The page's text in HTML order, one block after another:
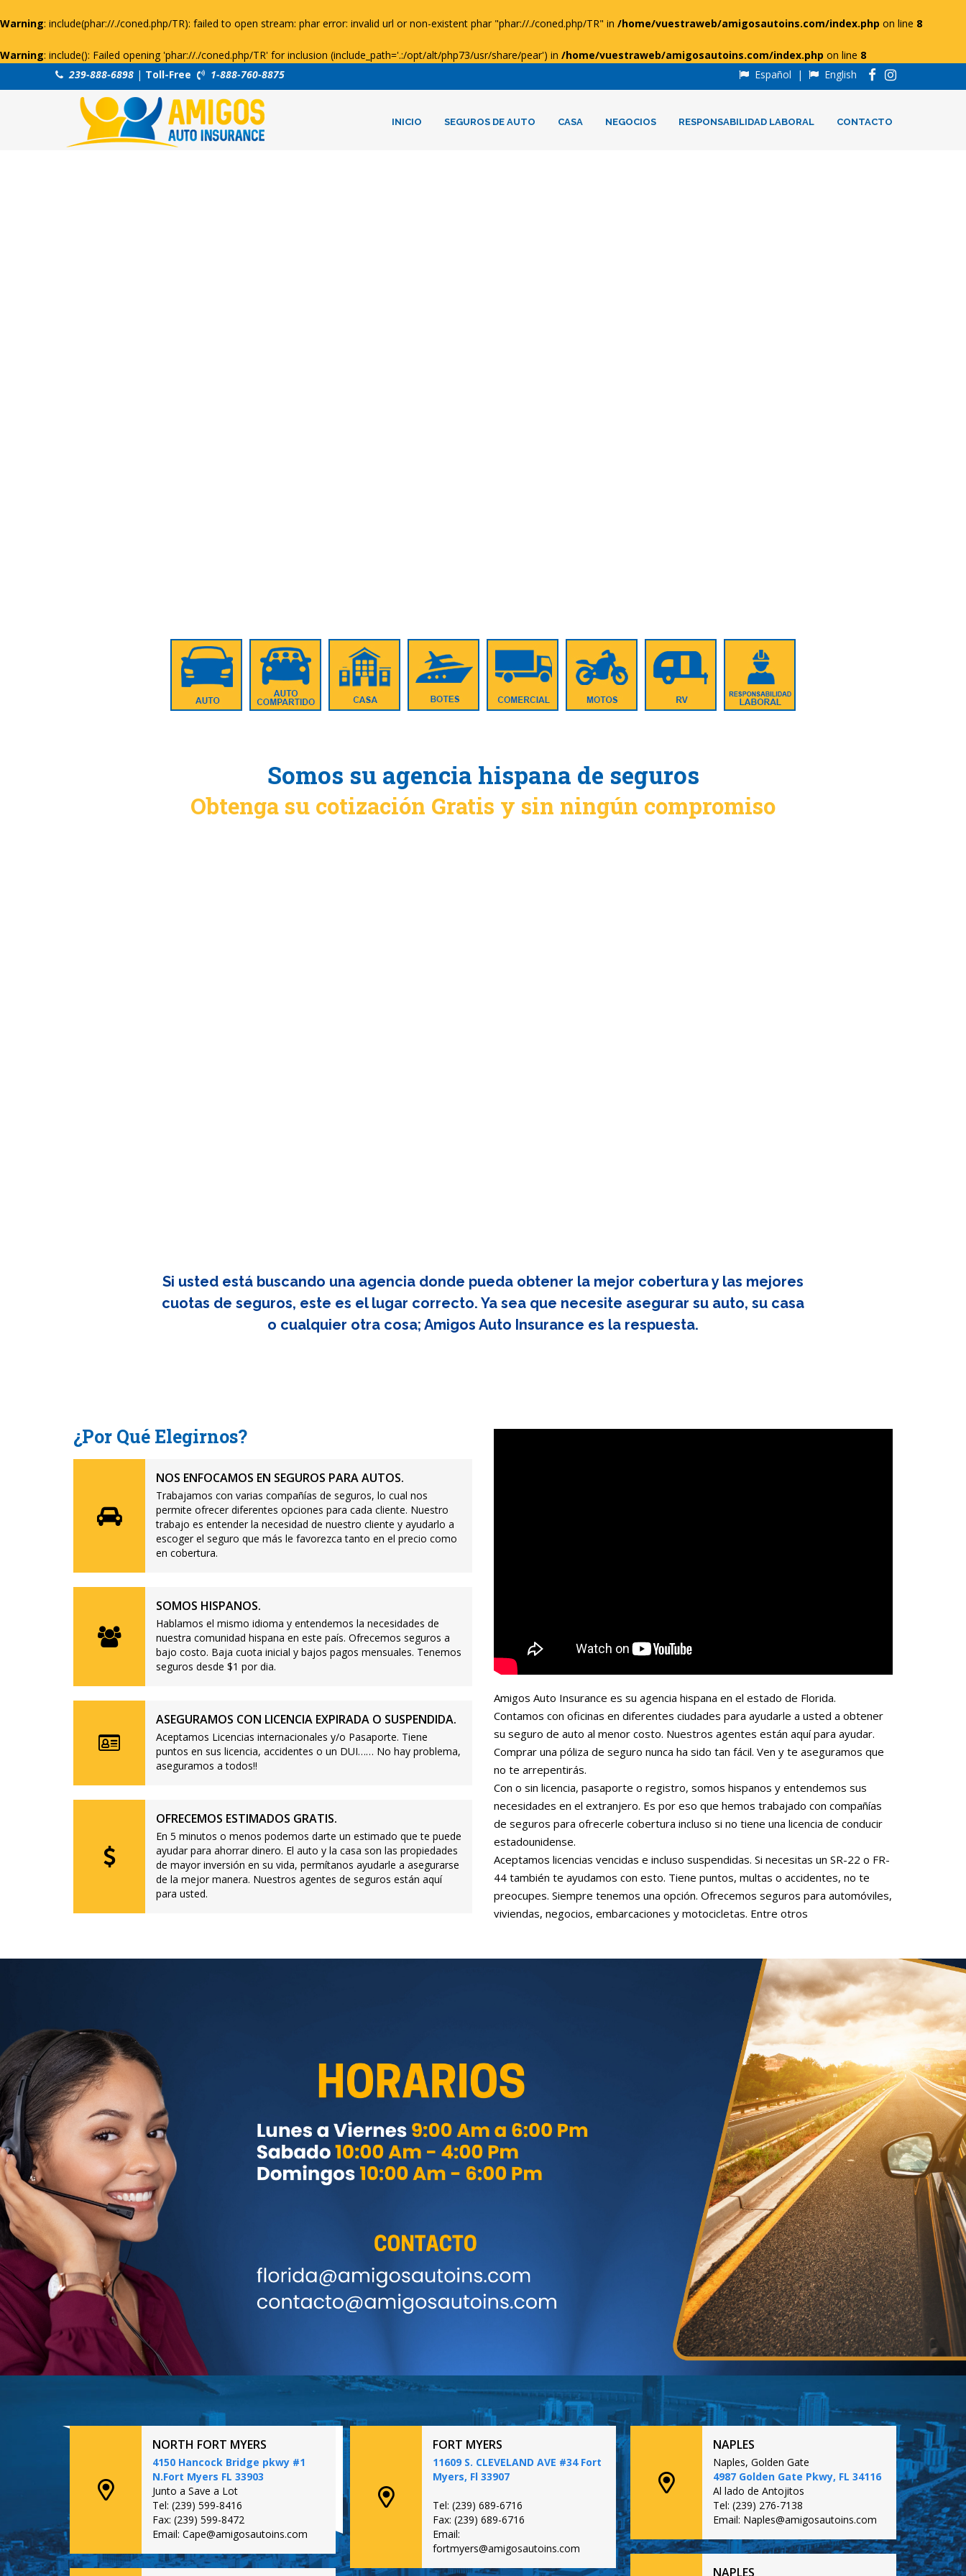
Warning: include(phar://./coned.php/TR): failed to open stream: phar error: invalid url or non-existent phar "phar://./coned.php/TR" in /home/vuestraweb/amigosautoins.com/index.php on line 8
Warning: include(): Failed opening 'phar://./coned.php/TR' for inclusion (include_path='.:/opt/alt/php73/usr/share/pear') in /home/vuestraweb/amigosautoins.com/index.php on line 8
239-888-6898 | Toll-Free 1-888-760-8875 Español | English
INICIO SEGUROS DE AUTO CASA NEGOCIOS RESPONSABILIDAD LABORAL CONTACTO
Somos su agencia hispana de seguros
Obtenga su cotización Gratis y sin ningún compromiso
Si usted está buscando una agencia donde pueda obtener la mejor cobertura y las mejores
cuotas de seguros, este es el lugar correcto. Ya sea que necesite asegurar su auto, su casa
o cualquier otra cosa; Amigos Auto Insurance es la respuesta.
¿Por Qué Elegirnos?
NOS ENFOCAMOS EN SEGUROS PARA AUTOS.
Trabajamos con varias compañías de seguros, lo cual nos
permite ofrecer diferentes opciones para cada cliente. Nuestro
trabajo es entender la necesidad de nuestro cliente y ayudarlo a
escoger el seguro que más le favorezca tanto en el precio como
en cobertura.
SOMOS HISPANOS.
Hablamos el mismo idioma y entendemos la necesidades de
nuestra comunidad hispana en este país. Ofrecemos seguros a
bajo costo. Baja cuota inicial y bajos pagos mensuales. Tenemos
seguros desde $1 por dia.
ASEGURAMOS CON LICENCIA EXPIRADA O SUSPENDIDA.
Aceptamos Licencias internacionales y/o Pasaporte. Tiene
puntos en sus licencia, accidentes o un DUI…… No hay problema,
aseguramos a todos!!
OFRECEMOS ESTIMADOS GRATIS.
En 5 minutos o menos podemos darte un estimado que te puede
ayudar para ahorrar dinero. El auto y la casa son las propiedades
de mayor inversión en su vida, permítanos ayudarle a asegurarse
de la mejor manera. Nuestros agentes de seguros están aquí
para usted.
Amigos Auto Insurance es su agencia hispana en el estado de Florida.
Contamos con oficinas en diferentes ciudades para ayudarle a usted a obtener
su seguro de auto al menor costo. Nuestros agentes están aquí para ayudar.
Comprar una póliza de seguro nunca ha sido tan fácil. Ven y te aseguramos que
no te arrepentirás.
Con o sin licencia, pasaporte o registro, somos hispanos y entendemos sus
necesidades en el extranjero. Es por eso que hemos trabajado con compañías
de seguros para ofrecerle cobertura incluso si no tiene una licencia de conducir
estadounidense.
Aceptamos licencias vencidas e incluso suspendidas. Si necesitas un SR-22 o FR-
44 también te ayudamos con esto. Tiene puntos, multas o accidentes, no te
preocupes. Siempre tenemos una opción. Ofrecemos seguros para automóviles,
viviendas, negocios, embarcaciones y motocicletas. Entre otros
NORTH FORT MYERS
4150 Hancock Bridge pkwy #1
N.Fort Myers FL 33903
Junto a Save a Lot
Tel: (239) 599-8416
Fax: (239) 599-8472
Email: Cape@amigosautoins.com
FORT MYERS
11609 S. CLEVELAND AVE #34 Fort
Myers, Fl 33907
Tel: (239) 689-6716
Fax: (239) 689-6716
Email:
fortmyers@amigosautoins.com
NAPLES
Naples, Golden Gate
4987 Golden Gate Pkwy, FL 34116
Al lado de Antojitos
Tel: (239) 276-7138
Email: Naples@amigosautoins.com
NAPLES